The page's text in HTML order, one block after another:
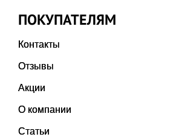
ПОКУПАТЕЛЯМ
Контакты
Отзывы
Акции
О компании
Статьи